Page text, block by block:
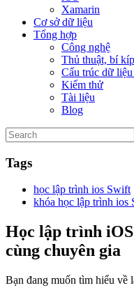
Xamarin
Cơ sở dữ liệu
Tổng hợp
Công nghệ
Thủ thuật, bí kíp
Cấu trúc dữ
Kiểm thử
Tài liệu
Blog
Tags
học lập trình ios Swift
khóa học lập trình ios
Học lập trình
cùng chuyên gia
Bạn đang muốn tìm hiểu về